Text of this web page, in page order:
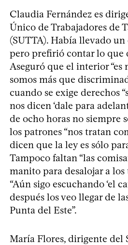
Claudia Fernández es
Único de Trabajadores de
(SUTTA). Había llevado
pero prefirió contar lo que
Aseguró que el interior “es
somos más que
cuando se exige derechos
nos dicen ‘dale para
de ocho horas no siempre
los patrones “nos tratan
dicen que la ley es sólo
Tampoco faltan “las
manito para desalojar a los
“Aún sigo escuchando ‘el
después los veo llegar de
Punta del Este”.
María Flores, dirigente del